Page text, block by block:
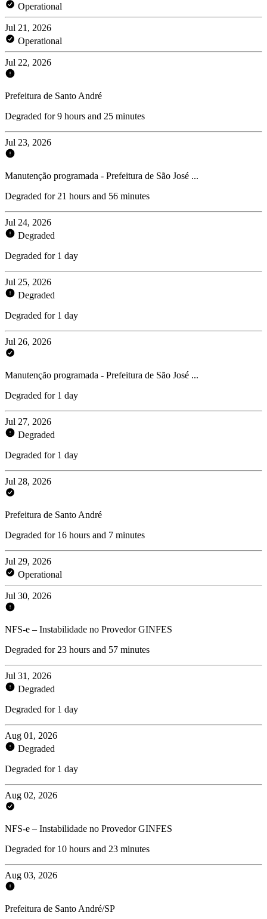
Operational
Jul 21, 2026
Operational
Jul 22, 2026
Prefeitura de Santo André
Degraded for 9 hours and 25 minutes
Jul 23, 2026
Manutenção programada - Prefeitura de São José ...
Degraded for 21 hours and 56 minutes
Jul 24, 2026
Degraded
Degraded for 1 day
Jul 25, 2026
Degraded
Degraded for 1 day
Jul 26, 2026
Manutenção programada - Prefeitura de São José ...
Degraded for 1 day
Jul 27, 2026
Degraded
Degraded for 1 day
Jul 28, 2026
Prefeitura de Santo André
Degraded for 16 hours and 7 minutes
Jul 29, 2026
Operational
Jul 30, 2026
NFS-e – Instabilidade no Provedor GINFES
Degraded for 23 hours and 57 minutes
Jul 31, 2026
Degraded
Degraded for 1 day
Aug 01, 2026
Degraded
Degraded for 1 day
Aug 02, 2026
NFS-e – Instabilidade no Provedor GINFES
Degraded for 10 hours and 23 minutes
Aug 03, 2026
Prefeitura de Santo André/SP